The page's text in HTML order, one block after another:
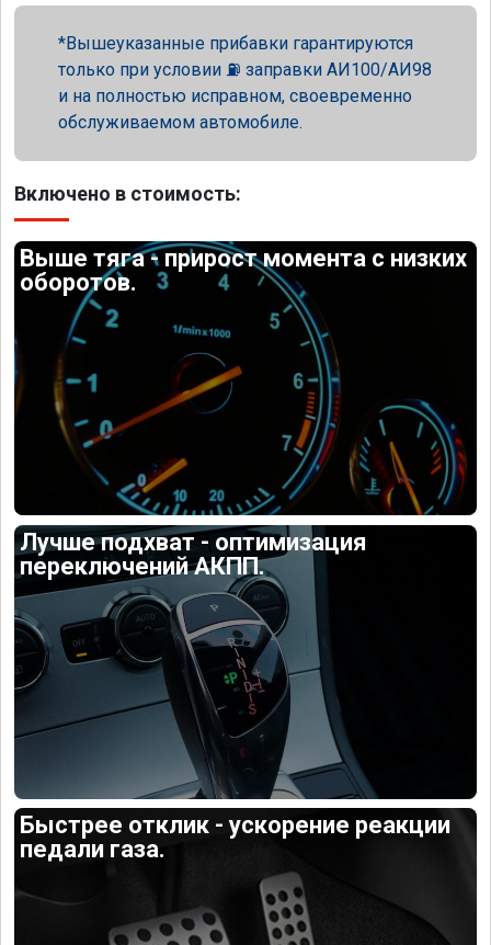
Вышеуказанные прибавки гарантируются
только при условии ⛽ заправки АИ100/АИ98
и на полностью исправном, своевременно
обслуживаемом автомобиле.
Включено в стоимость:
Выше тяга - прирост момента с низких
оборотов.
Лучше подхват - оптимизация
переключений АКПП.
Быстрее отклик - ускорение реакции
педали газа.